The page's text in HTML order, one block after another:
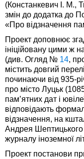
(Констанкевич І. М.,
змін до додатка до
«Про відзначення
Проект доповнює
ініційовану цими ж
(див. Огляд № 14,
містить довгий
починаючи від 935-
про місто Луцьк
пам’ятних дат і
відповідають
відзначення, на
Андрея Шептицького
журналу іноземної
Проект постанови